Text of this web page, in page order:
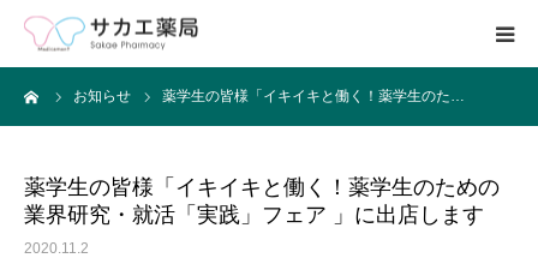
お知らせ 薬学生の皆様「イキイキと働く！薬学生のた…
薬学生の皆様「イキイキと働く！薬学生のための
業界研究・就活「実践」フェア 」に出店します
2020.11.2
ホーム
求人募集